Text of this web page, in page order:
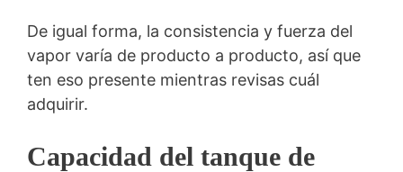
De igual forma, la consistencia y fuerza del
vapor varía de producto a producto, así que
ten eso presente mientras revisas cuál
adquirir.
Capacidad del tanque de